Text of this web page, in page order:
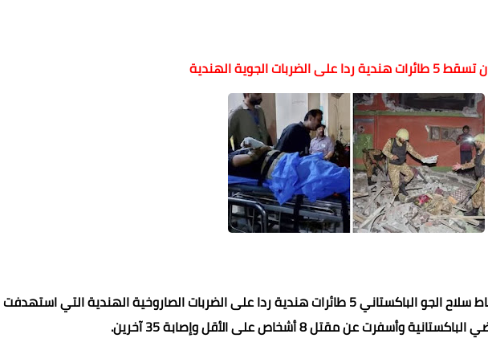
ردا على الضربات الجوية الهندية
أعلنت مصادر عسكرية باكستانية اليوم إسقاط سلاح الجو الباكستاني 5 طائرات هندية ردا على الضربات الصاروخية الهندية التي استهدفت
وأسفرت عن مقتل 8 أشخاص على الأقل وإصابة 35 آخرين.